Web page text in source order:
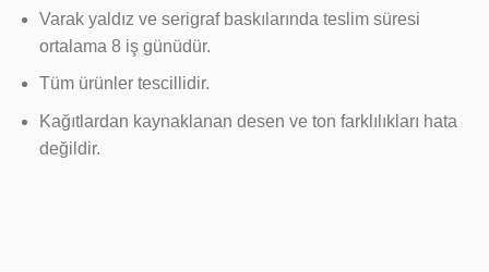
Varak yaldız ve serigraf baskılarında teslim süresi
ortalama 8 iş günüdür.
Tüm ürünler tescillidir.
Kağıtlardan kaynaklanan desen ve ton farklılıkları hata
değildir.